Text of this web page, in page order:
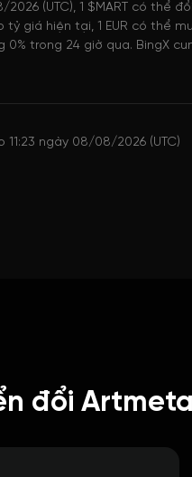
(UTC), 1 $MART có thể
tỷ giá hiện tại, 1 EUR có thể
0% trong 24 giờ qua. BingX
ngày 08/08/2026 (UTC)
đổi Artmeta